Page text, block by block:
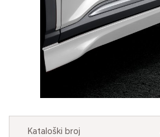
Kataloški broj